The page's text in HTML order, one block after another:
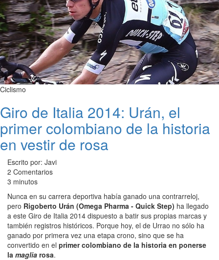
Ciclismo
Giro de Italia 2014: Urán, el
primer colombiano de la historia
en vestir de rosa
Escrito por: Javi
2 Comentarios
3 minutos
Nunca en su carrera deportiva había ganado una contrarreloj,
pero Rigoberto Urán (Omega Pharma - Quick Step) ha llegado
a este Giro de Italia 2014 dispuesto a batir sus propias marcas y
también registros históricos. Porque hoy, el de Urrao no sólo ha
ganado por primera vez una etapa crono, sino que se ha
convertido en el primer colombiano de la historia en ponerse
la maglia rosa.